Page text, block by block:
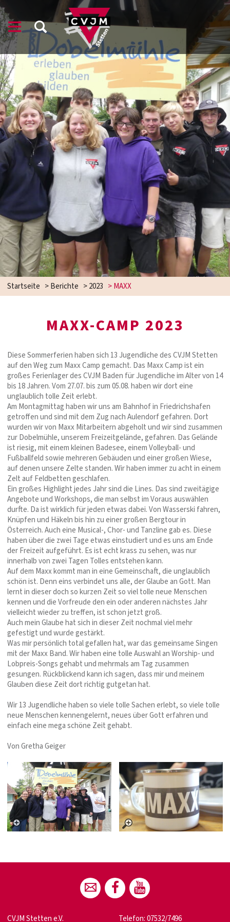
Startseite >Berichte >2023 >MAXX
MAXX-CAMP 2023
Diese Sommerferien haben sich 13 Jugendliche des CVJM Stetten
auf den Weg zum Maxx Camp gemacht. Das Maxx Camp ist ein
großes Ferienlager des CVJM Baden für Jugendliche im Alter von 14
bis 18 Jahren. Vom 27.07. bis zum 05.08. haben wir dort eine
unglaublich tolle Zeit erlebt.
Am Montagmittag haben wir uns am Bahnhof in Friedrichshafen
getroffen und sind mit dem Zug nach Aulendorf gefahren. Dort
wurden wir von Maxx Mitarbeitern abgeholt und wir sind zusammen
zur Dobelmühle, unserem Freizeitgelände, gefahren. Das Gelände
ist riesig, mit einem kleinen Badesee, einem Volleyball- und
Fußballfeld sowie mehreren Gebäuden und einer großen Wiese,
auf denen unsere Zelte standen. Wir haben immer zu acht in einem
Zelt auf Feldbetten geschlafen.
Ein großes Highlight jedes Jahr sind die Lines. Das sind zweitägige
Angebote und Workshops, die man selbst im Voraus auswählen
durfte. Da ist wirklich für jeden etwas dabei. Von Wasserski fahren,
Knüpfen und Häkeln bis hin zu einer großen Bergtour in
Österreich. Auch eine Musical-, Chor- und Tanzline gab es. Diese
haben über die zwei Tage etwas einstudiert und es uns am Ende
der Freizeit aufgeführt. Es ist echt krass zu sehen, was nur
innerhalb von zwei Tagen Tolles entstehen kann.
Auf dem Maxx kommt man in eine Gemeinschaft, die unglaublich
schön ist. Denn eins verbindet uns alle, der Glaube an Gott. Man
lernt in dieser doch so kurzen Zeit so viel tolle neue Menschen
kennen und die Vorfreude den ein oder anderen nächstes Jahr
vielleicht wieder zu treffen, ist schon jetzt groß.
Auch mein Glaube hat sich in dieser Zeit nochmal viel mehr
gefestigt und wurde gestärkt.
Was mir persönlich total gefallen hat, war das gemeinsame Singen
mit der Maxx Band. Wir haben eine tolle Auswahl an Worship- und
Lobpreis-Songs gehabt und mehrmals am Tag zusammen
gesungen. Rückblickend kann ich sagen, dass mir und meinem
Glauben diese Zeit dort richtig gutgetan hat.
Wir 13 Jugendliche haben so viele tolle Sachen erlebt, so viele tolle
neue Menschen kennengelernt, neues über Gott erfahren und
einfach eine mega schöne Zeit gehabt.
Von Gretha Geiger
CVJM Stetten e.V. Telefon: 07532/7496